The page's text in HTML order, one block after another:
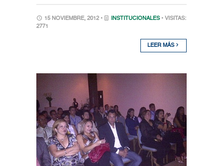
15 NOVIEMBRE, 2012 • INSTITUCIONALES • VISITAS:
2771
LEER MÁS